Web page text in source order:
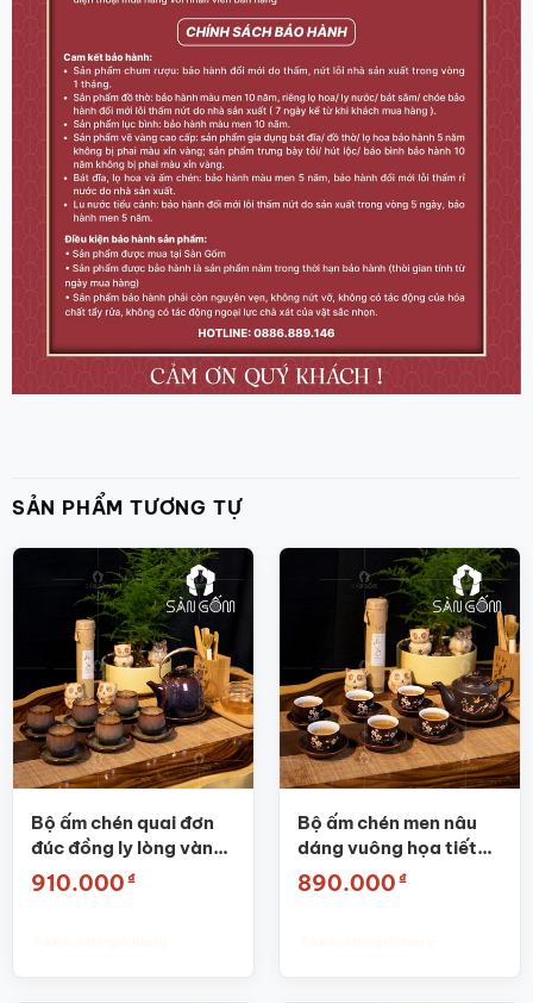
SẢN PHẨM TƯƠNG TỰ
Bộ ấm chén quai đơn
đúc đồng ly lòng vàng
SG-AC10
910.000 ₫
Bộ ấm chén men nâu
dáng vuông họa tiết
hoa đào SG-AC24
890.000 ₫